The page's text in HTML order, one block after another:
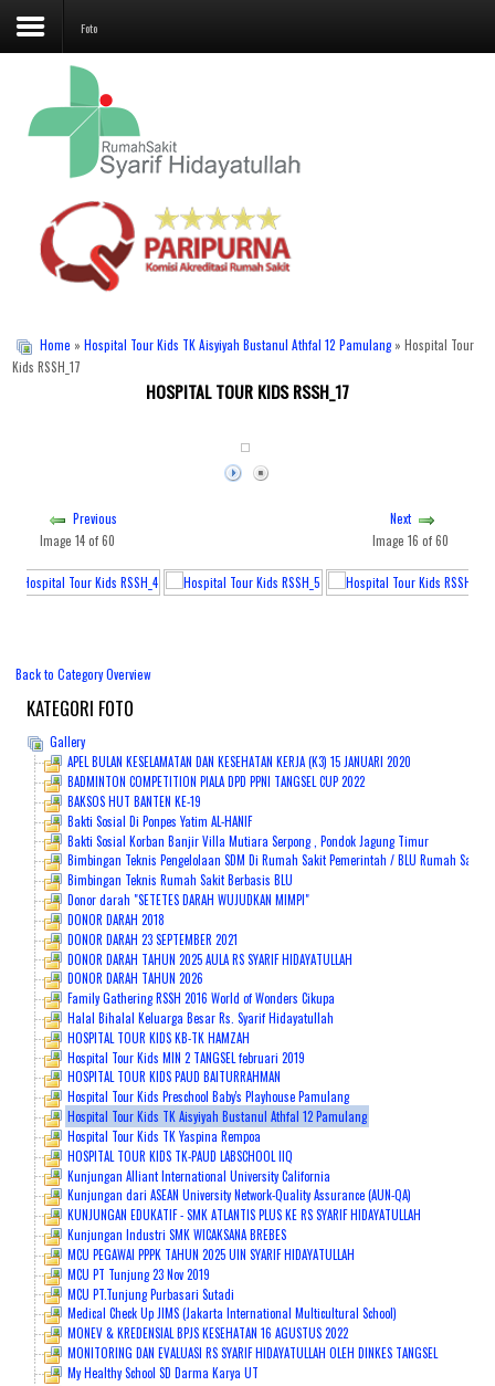
Beranda
Layanan
Unit Penunjang
Jadwal Dokter
Promo
PENDAFTARAN ONLINE
Foto
Home » Hospital Tour Kids TK Aisyiyah Bustanul Athfal 12 Pamulang» Hospital Tour
Kids RSSH_17
HOSPITAL TOUR KIDS RSSH_17
Previous
Image 14 of 60
Next
Image 16 of 60
Back to Category Overview
KATEGORI FOTO
Gallery
APEL BULAN KESELAMATAN DAN KESEHATAN KERJA (K3) 15 JANUARI 2020
BADMINTON COMPETITION PIALA DPD PPNI TANGSEL CUP 2022
BAKSOS HUT BANTEN KE-19
Bakti Sosial Di Ponpes Yatim AL-HANIF
Bakti Sosial Korban Banjir Villa Mutiara Serpong , Pondok Jagung Timur
Bimbingan Teknis Pengelolaan SDM Di Rumah Sakit Pemerintah / BLU Rumah Sakit
Bimbingan Teknis Rumah Sakit Berbasis BLU
Donor darah "SETETES DARAH WUJUDKAN MIMPI"
DONOR DARAH 2018
DONOR DARAH 23 SEPTEMBER 2021
DONOR DARAH TAHUN 2025 AULA RS SYARIF HIDAYATULLAH
DONOR DARAH TAHUN 2026
Family Gathering RSSH 2016 World of Wonders Cikupa
Halal Bihalal Keluarga Besar Rs. Syarif Hidayatullah
HOSPITAL TOUR KIDS KB-TK HAMZAH
Hospital Tour Kids MIN 2 TANGSEL februari 2019
HOSPITAL TOUR KIDS PAUD BAITURRAHMAN
Hospital Tour Kids Preschool Baby's Playhouse Pamulang
Hospital Tour Kids TK Aisyiyah Bustanul Athfal 12 Pamulang
Hospital Tour Kids TK Yaspina Rempoa
HOSPITAL TOUR KIDS TK-PAUD LABSCHOOL IIQ
Kunjungan Alliant International University California
Kunjungan dari ASEAN University Network-Quality Assurance (AUN-QA)
KUNJUNGAN EDUKATIF - SMK ATLANTIS PLUS KE RS SYARIF HIDAYATULLAH
Kunjungan Industri SMK WICAKSANA BREBES
MCU PEGAWAI PPPK TAHUN 2025 UIN SYARIF HIDAYATULLAH
MCU PT Tunjung 23 Nov 2019
MCU PT.Tunjung Purbasari Sutadi
Medical Check Up JIMS (Jakarta International Multicultural School)
MONEV & KREDENSIAL BPJS KESEHATAN 16 AGUSTUS 2022
MONITORING DAN EVALUASI RS SYARIF HIDAYATULLAH OLEH DINKES TANGSEL
My Healthy School SD Darma Karya UT